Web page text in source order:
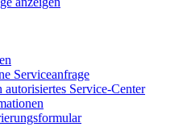
Serviceanfrage
autorisiertes Service-Center